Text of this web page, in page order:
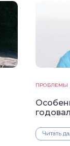
ПРОБЛЕМЫ
Читать